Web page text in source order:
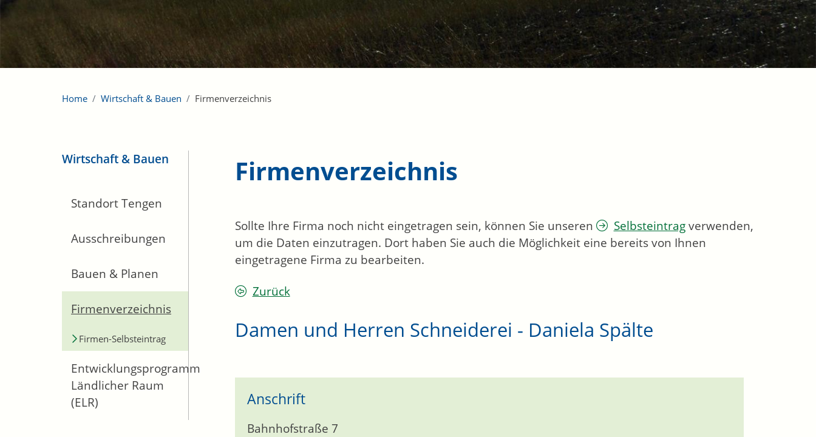
Home Wirtschaft & Bauen Firmenverzeichnis
Wirtschaft & Bauen
Standort Tengen
Ausschreibungen
Bauen & Planen
Firmenverzeichnis
Firmen-Selbsteintrag
Entwicklungsprogramm
Ländlicher Raum
(ELR)
Firmenverzeichnis
Sollte Ihre Firma noch nicht eingetragen sein, können Sie unseren Selbsteintragverwenden,
um die Daten einzutragen. Dort haben Sie auch die Möglichkeit eine bereits von Ihnen
eingetragene Firma zu bearbeiten.
Zurück
Damen und Herren Schneiderei - Daniela Spälte
Anschrift
Bahnhofstraße 7